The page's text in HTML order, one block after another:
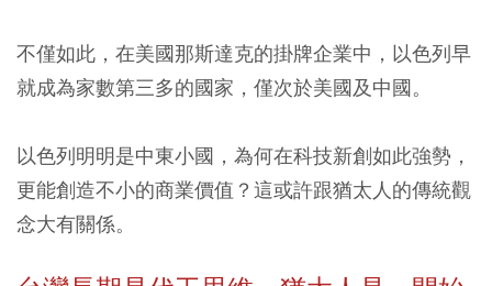
不僅如此，在美國那斯達克的掛牌企業中， 以色列早
就成為家數第三多的國家，僅次於美國及中國。
以色列明明是中東小國，為何在科技新創如此強勢，
更能創造不小的商業價值？這或許跟猶太人的傳統觀
念大有關係。